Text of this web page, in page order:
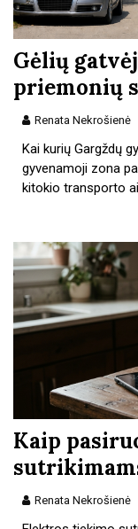
Gėlių
priemonių
Renata Nekrošienė
Kai kurių Gargždų
gyvenamoji zona
kitokio transporto
Kaip
Renata Nekrošienė